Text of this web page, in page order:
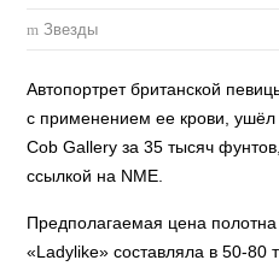
Звезды
Автопортрет британской
с применением ее крови, ушёл
Cob Gallery за 35 тысяч
ссылкой на NME.
Предполагаемая цена
«Ladylike» составляла в 50-80